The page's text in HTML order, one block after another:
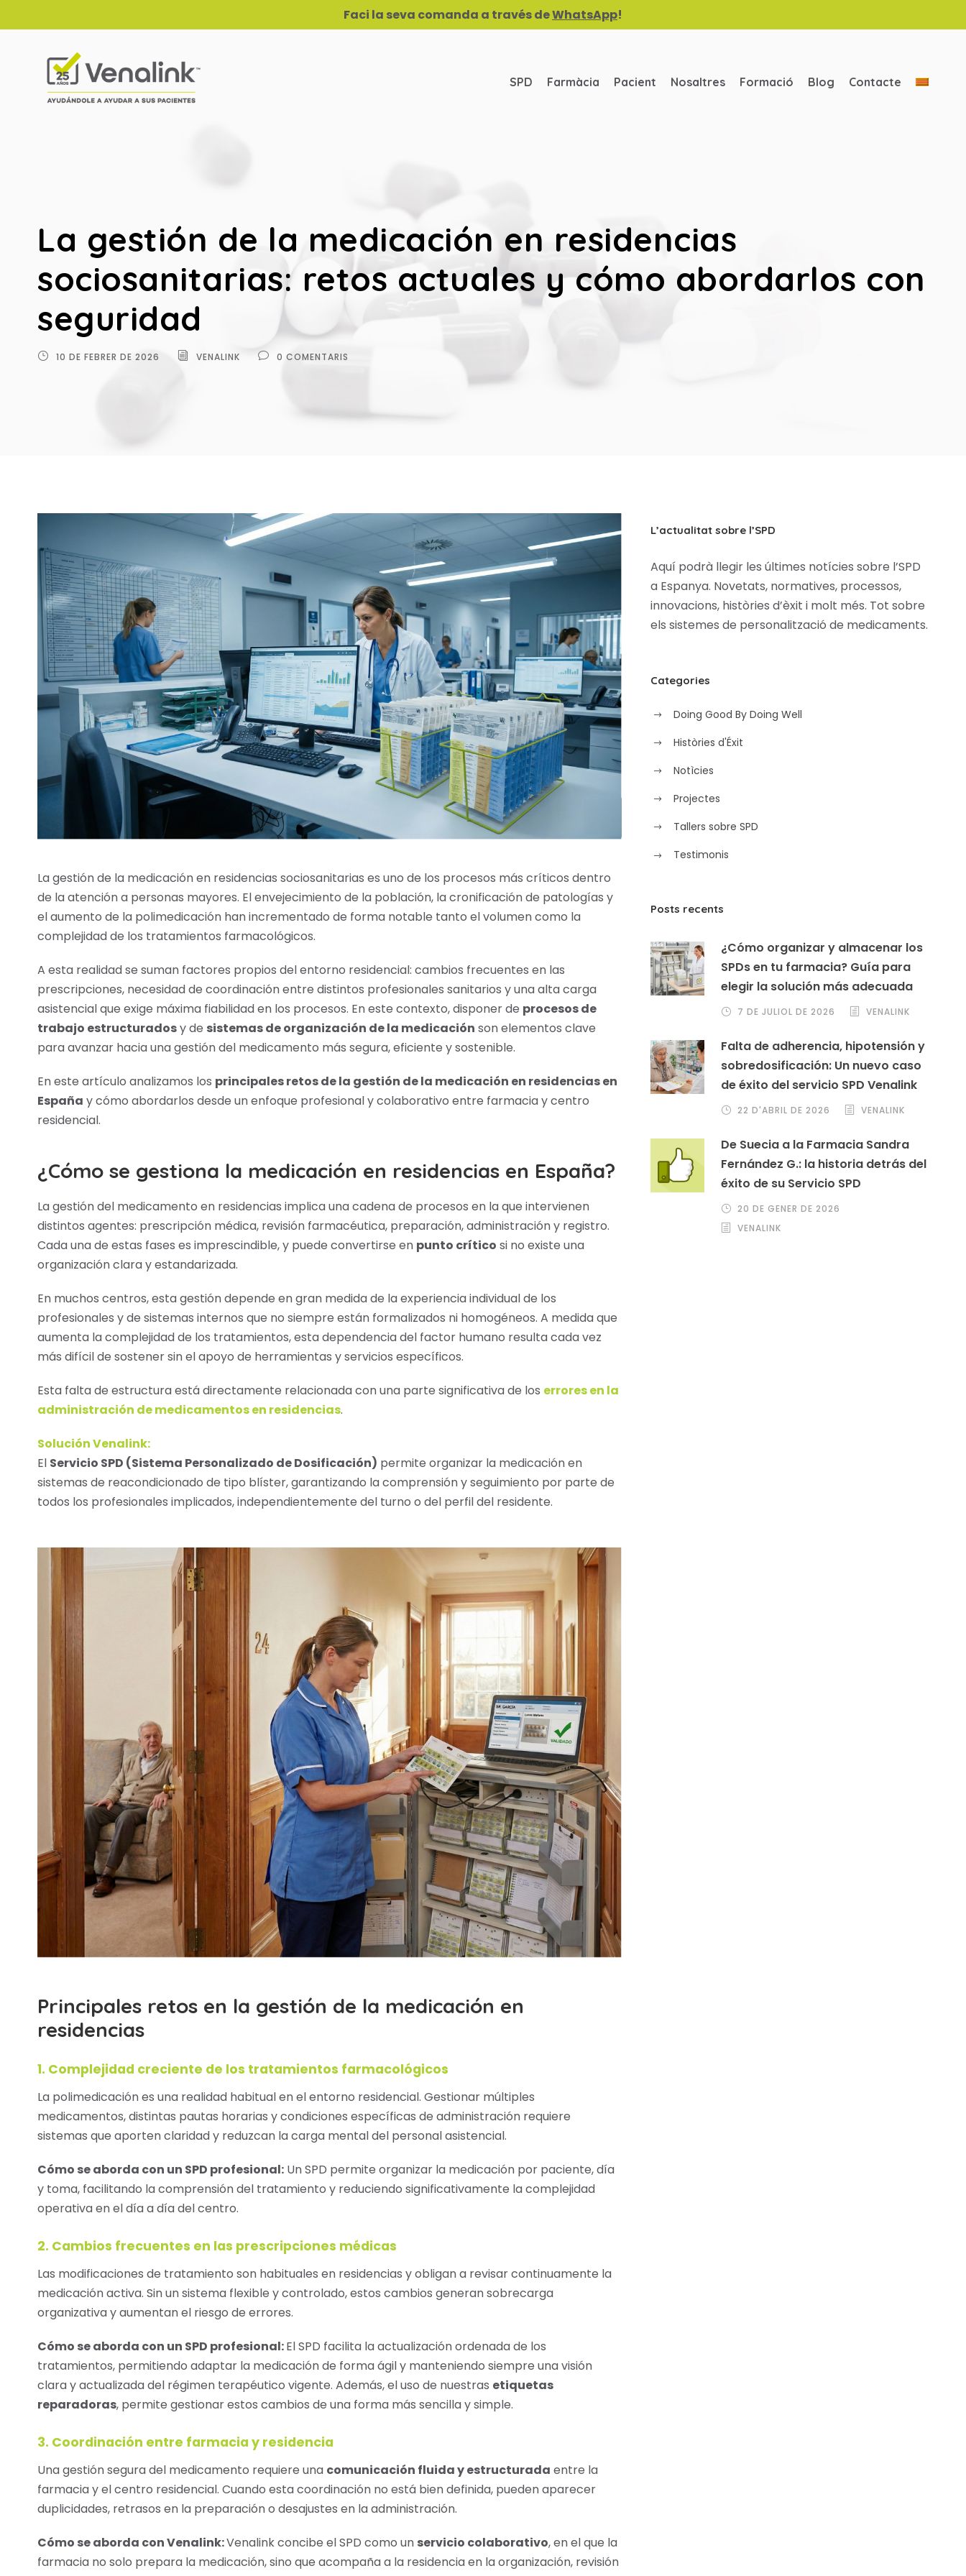
Faci la seva comanda a través deWhatsApp!
SPD Farmàcia Pacient Nosaltres Formació Blog Contacte
La gestión de la medicación en residencias
sociosanitarias: retos actuales y cómo abordarlos con
seguridad
10 DE FEBRER DE 2026 VENALINK 0 COMENTARIS
La gestión de la medicación en residencias sociosanitarias es uno de los procesos más críticos dentro
de la atención a personas mayores. El envejecimiento de la población, la cronificación de patologías y
el aumento de la polimedicación han incrementado de forma notable tanto el volumen como la
complejidad de los tratamientos farmacológicos.
A esta realidad se suman factores propios del entorno residencial: cambios frecuentes en las
prescripciones, necesidad de coordinación entre distintos profesionales sanitarios y una alta carga
asistencial que exige máxima fiabilidad en los procesos. En este contexto, disponer de procesos de
trabajo estructuradosy de sistemas de organización de la medicación son elementos clave
para avanzar hacia una gestión del medicamento más segura, eficiente y sostenible.
En este artículo analizamos los principales retos de la gestión de la medicación en residencias en
España y cómo abordarlos desde un enfoque profesional y colaborativo entre farmacia y centro
residencial.
¿Cómo se gestiona la medicación en residencias en España?
La gestión del medicamento en residencias implica una cadena de procesos en la que intervienen
distintos agentes: prescripción médica, revisión farmacéutica, preparación, administración y registro.
Cada una de estas fases es imprescindible, y puede convertirse en punto crítico si no existe una
organización clara y estandarizada.
En muchos centros, esta gestión depende en gran medida de la experiencia individual de los
profesionales y de sistemas internos que no siempre están formalizados ni homogéneos. A medida que
aumenta la complejidad de los tratamientos, esta dependencia del factor humano resulta cada vez
más difícil de sostener sin el apoyo de herramientas y servicios específicos.
Esta falta de estructura está directamente relacionada con una parte significativa de los errores en la
administración de medicamentos en residencias.
Solución Venalink:
El Servicio SPD (Sistema Personalizado de Dosificación) permite organizar la medicación en
sistemas de reacondicionado de tipo blíster, garantizando la comprensión y seguimiento por parte de
todos los profesionales implicados, independientemente del turno o del perfil del residente.
Principales retos en la gestión de la medicación en
residencias
1. Complejidad creciente de los tratamientos farmacológicos
La polimedicación es una realidad habitual en el entorno residencial. Gestionar múltiples
medicamentos, distintas pautas horarias y condiciones específicas de administración requiere
sistemas que aporten claridad y reduzcan la carga mental del personal asistencial.
Cómo se aborda con un SPD profesional: Un SPD permite organizar la medicación por paciente, día
y toma, facilitando la comprensión del tratamiento y reduciendo significativamente la complejidad
operativa en el día a día del centro.
2. Cambios frecuentes en las prescripciones médicas
Las modificaciones de tratamiento son habituales en residencias y obligan a revisar continuamente la
medicación activa. Sin un sistema flexible y controlado, estos cambios generan sobrecarga
organizativa y aumentan el riesgo de errores.
Cómo se aborda con un SPD profesional:El SPD facilita la actualización ordenada de los
tratamientos, permitiendo adaptar la medicación de forma ágil y manteniendo siempre una visión
clara y actualizada del régimen terapéutico vigente. Además, el uso de nuestras etiquetas
reparadoras, permite gestionar estos cambios de una forma más sencilla y simple.
3. Coordinación entre farmacia y residencia
Una gestión segura del medicamento requiere una comunicación fluida y estructurada entre la
farmacia y el centro residencial. Cuando esta coordinación no está bien definida, pueden aparecer
duplicidades, retrasos en la preparación o desajustes en la administración.
Cómo se aborda con Venalink:Venalink concibe el SPD como un servicio colaborativo, en el que la
farmacia no solo prepara la medicación, sino que acompaña a la residencia en la organización, revisión
L’actualitat sobre l’SPD
Aquí podrà llegir les últimes notícies sobre l’SPD
a Espanya. Novetats, normatives, processos,
innovacions, històries d’èxit i molt més. Tot sobre
els sistemes de personalització de medicaments.
Categories
Doing Good By Doing Well
Històries d'Éxit
Notìcies
Projectes
Tallers sobre SPD
Testimonis
Posts recents
¿Cómo organizar y almacenar los
SPDs en tu farmacia? Guía para
elegir la solución más adecuada
7 DE JULIOL DE 2026 VENALINK
Falta de adherencia, hipotensión y
sobredosificación: Un nuevo caso
de éxito del servicio SPD Venalink
22 D'ABRIL DE 2026 VENALINK
De Suecia a la Farmacia Sandra
Fernández G.: la historia detrás del
éxito de su Servicio SPD
20 DE GENER DE 2026
VENALINK